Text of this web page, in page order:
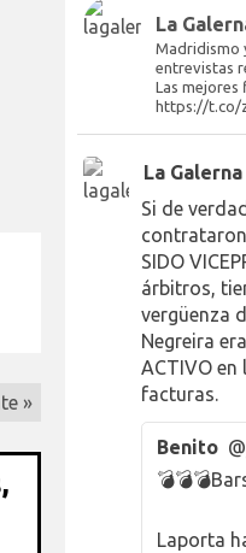
»
La
Madridismo
entrevistas
Las mejores
https://t.co/
La Galerna
Si de
SIDO
árbitros,
vergüenza
Negreira
ACTIVO en
facturas.
Benito
Laporta